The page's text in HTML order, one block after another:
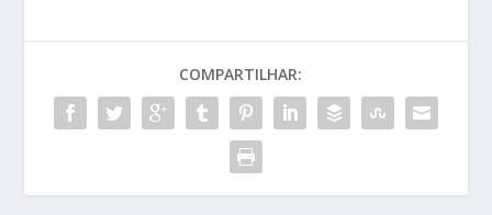
COMPARTILHAR: